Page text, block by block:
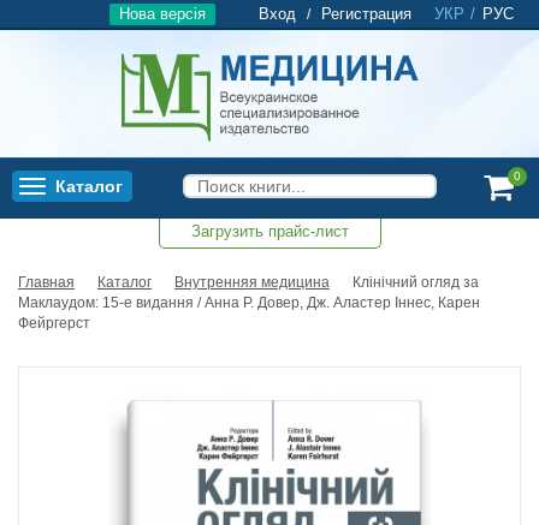
УКР / РУС
Вход / Регистрация
Нова версія
Toggle
Каталог
0
Загрузить прайс-лист
Главная Каталог Внутренняя медицина
Клінічний огляд за
Маклаудом: 15-е видання / Анна Р. Довер, Дж. Аластер Іннес, Карен
Фейргерст